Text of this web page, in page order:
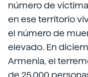
número de
en ese territorio
el número de
elevado. En
Armenia, el
de 25.000